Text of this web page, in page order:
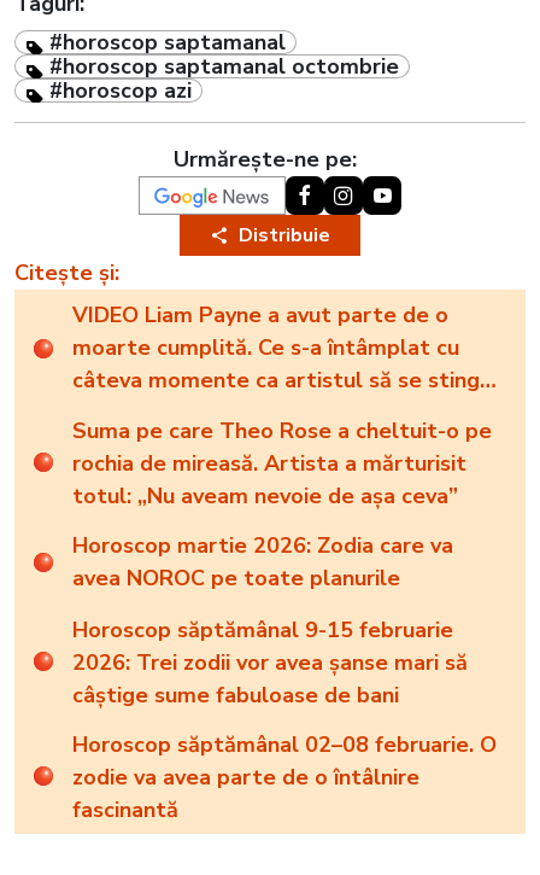
#horoscop saptamanal
#horoscop saptamanal octombrie
#horoscop azi
Urmărește-ne pe:
Distribuie
Citește și:
VIDEO Liam Payne a avut parte de o
moarte cumplită. Ce s-a întâmplat cu
câteva momente ca artistul să se stingă
Suma pe care Theo Rose a cheltuit-o pe
rochia de mireasă. Artista a mărturisit
totul: „Nu aveam nevoie de așa ceva”
Horoscop martie 2026: Zodia care va
avea NOROC pe toate planurile
Horoscop săptămânal 9-15 februarie
2026: Trei zodii vor avea șanse mari să
câștige sume fabuloase de bani
Horoscop săptămânal 02–08 februarie. O
zodie va avea parte de o întâlnire
fascinantă